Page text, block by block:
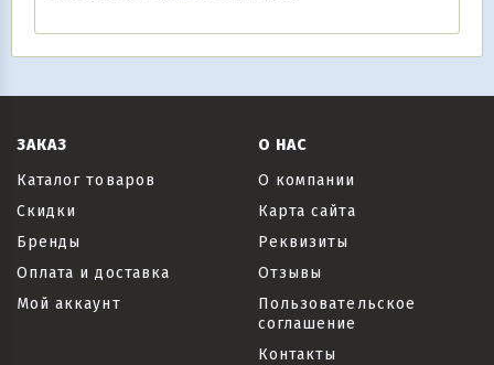
ЗАКАЗ
Каталог товаров
Скидки
Бренды
Оплата и доставка
Мой аккаунт
О НАС
О компании
Карта сайта
Реквизиты
Отзывы
Пользовательское
соглашение
Контакты